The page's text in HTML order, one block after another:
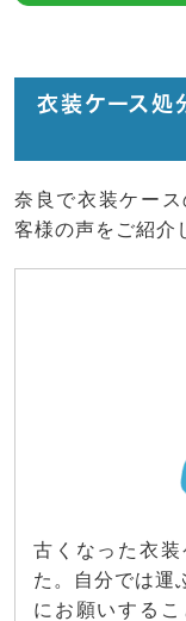
衣装ケース処
奈良で衣装ケー
客様の声をご紹介
古くなった衣
た。自分では運
にお願いする